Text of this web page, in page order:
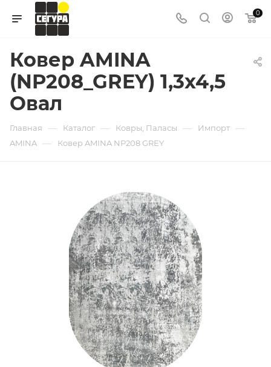
0
Ковер AMINA
(NP208_GREY) 1,3х4,5
Овал
Главная — Каталог — Ковры, Паласы — Импорт —
AMINA — Ковер AMINA NP208 GREY